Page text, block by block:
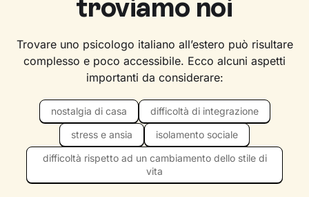
troviamo noi
Trovare uno psicologo italiano all’estero può risultare
complesso e poco accessibile. Ecco alcuni aspetti
importanti da considerare:
nostalgia di casa
difficoltà di integrazione
stress e ansia
isolamento sociale
difficoltà rispetto ad un cambiamento dello stile di
vita